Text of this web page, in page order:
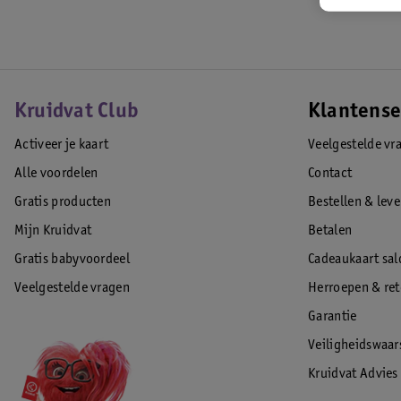
Kruidvat Club
Activeer je kaart
Alle voordelen
Gratis producten
Mijn Kruidvat
Gratis babyvoordeel
Veelgestelde vragen
Veelgestelde
Contact
Bestellen &
Betalen
Cadeaukaart
Herroepen &
Garantie
Kruidvat Advies